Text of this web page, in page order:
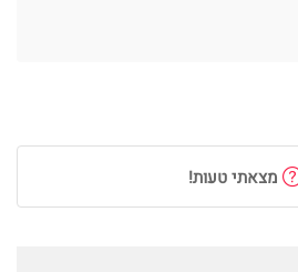
מצאתי טעות!